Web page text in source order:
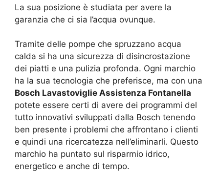
La sua posizione è studiata per avere la
garanzia che ci sia l’acqua ovunque.
Tramite delle pompe che spruzzano acqua
calda si ha una sicurezza di disincrostazione
dei piatti e una pulizia profonda. Ogni marchio
ha la sua tecnologia che preferisce, ma con una
Bosch Lavastoviglie Assistenza Fontanella
potete essere certi di avere dei programmi del
tutto innovativi sviluppati dalla Bosch tenendo
ben presente i problemi che affrontano i clienti
e quindi una ricercatezza nell’eliminarli. Questo
marchio ha puntato sul risparmio idrico,
energetico e anche di tempo.